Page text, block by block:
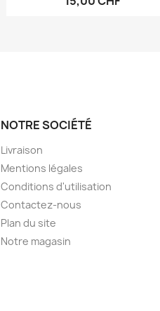
NOTRE SOCIÉTÉ
Livraison
Mentions légales
Conditions d'utilisation
Contactez-nous
Plan du site
Notre magasin